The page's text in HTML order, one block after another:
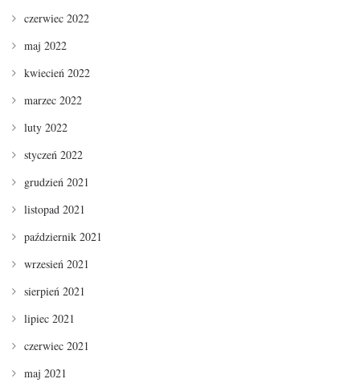
czerwiec 2022
maj 2022
kwiecień 2022
marzec 2022
luty 2022
styczeń 2022
grudzień 2021
listopad 2021
październik 2021
wrzesień 2021
sierpień 2021
lipiec 2021
czerwiec 2021
maj 2021